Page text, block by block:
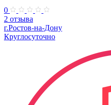
0
2 отзыва
г.Ростов-на-Дону
Круглосуточно